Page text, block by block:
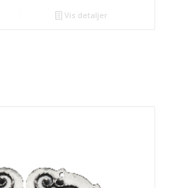
Vis detaljer